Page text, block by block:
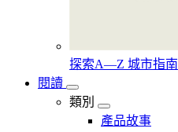
探索A—Z 城市指南
閱讀
類別
產品故事